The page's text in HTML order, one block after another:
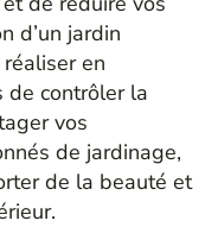
d’un jardin
en
de contrôler la
vos
de jardinage,
de la beauté et